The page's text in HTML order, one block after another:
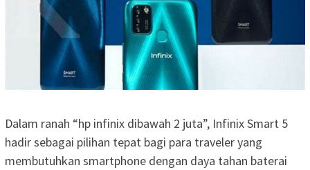
Dalam ranah “hp infinix dibawah 2 juta”, Infinix Smart 5
hadir sebagai pilihan tepat bagi para traveler yang
membutuhkan smartphone dengan daya tahan baterai